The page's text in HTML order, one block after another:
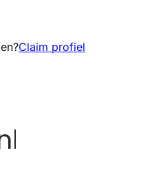
Claim profiel